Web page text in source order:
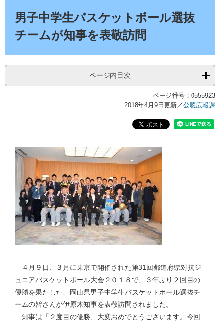
男子中学生バスケットボール選抜
チームが知事を表敬訪問
ページ内目次
ページ番号：0555923
2018年4月9日更新／公聴広報課
４月９日、３月に東京で開催された第31回都道府県対抗ジ
ュニアバスケットボール大会２０１８で、３年ぶり２回目の
優勝を果たした、岡山県男子中学生バスケットボール選抜チ
ームの皆さんが伊原木知事を表敬訪問されました。
知事は「２度目の優勝、大変おめでとうございます。今回